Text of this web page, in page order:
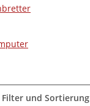
Filter und Sortierung